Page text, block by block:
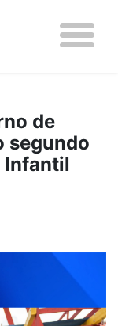
de
segundo
Infantil